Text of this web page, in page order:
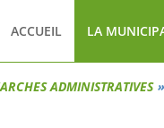
ACCUEIL LA
ADMINISTRATIVES